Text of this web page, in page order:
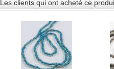
Les clients qui ont acheté ce